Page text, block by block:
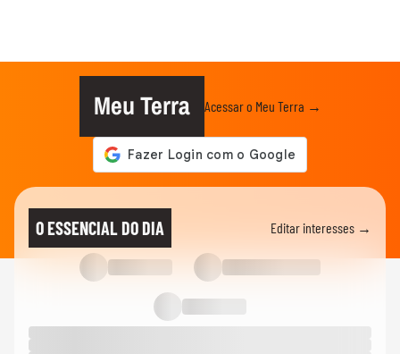
Meu Terra Acessar o Meu Terra →
O ESSENCIAL DO DIA Editar interesses →